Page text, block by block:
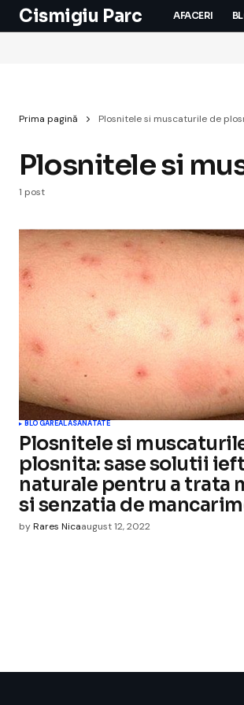
Cismigiu Parc AFACERI
Prima pagină Plosnitele si muscaturile de
Plosnitele si
1 post
BLOGAREALASANATATE
Plosnitele si
plosnita: sase solutii
naturale pentru a trata
si senzatia de
byRares Nicaaugust 12, 2022